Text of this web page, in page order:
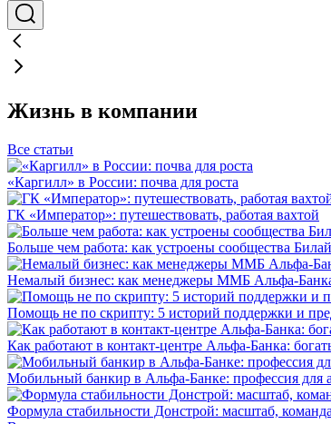
Жизнь в компании
Все статьи
«Каргилл» в России: почва для роста
ГК «Император»: путешествовать, работая вахтой
Больше чем работа: как устроены сообщества
Немалый бизнес: как менеджеры ММБ Альфа-
Помощь не по скрипту: 5 историй поддержки и
Как работают в контакт-центре Альфа-Банка:
Мобильный банкир в Альфа-Банке: профессия для
Формула стабильности Донстрой: масштаб,